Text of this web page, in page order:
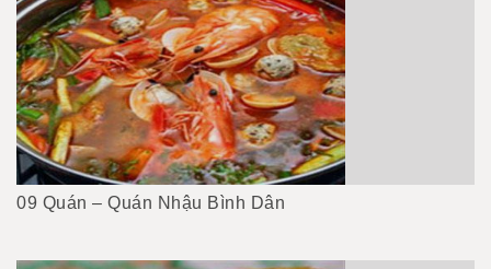
09 Quán – Quán Nhậu Bình Dân